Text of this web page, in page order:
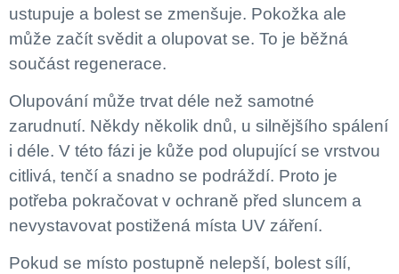
ustupuje a bolest se zmenšuje. Pokožka ale
může začít svědit a olupovat se. To je běžná
součást regenerace.
Olupování může trvat déle než samotné
zarudnutí. Někdy několik dnů, u silnějšího spálení
i déle. V této fázi je kůže pod olupující se vrstvou
citlivá, tenčí a snadno se podráždí. Proto je
potřeba pokračovat v ochraně před sluncem a
nevystavovat postižená místa UV záření.
Pokud se místo postupně nelepší, bolest sílí,